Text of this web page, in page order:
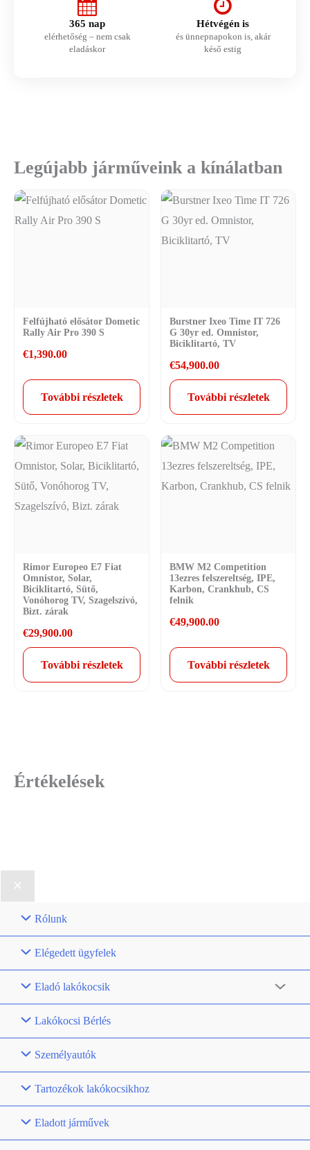
365 nap
elérhetőség – nem csak
eladáskor
Hétvégén is
és ünnepnapokon is, akár
késő estig
Legújabb járműveink a kínálatban
Felfújható elősátor Dometic
Rally Air Pro 390 S
€1,390.00
További részletek
Burstner Ixeo Time IT 726
G 30yr ed. Omnistor,
Biciklitartó, TV
€54,900.00
További részletek
Rimor Europeo E7 Fiat
Omnistor, Solar,
Biciklitartó, Sütő,
Vonóhorog TV, Szagelszívó,
Bizt. zárak
€29,900.00
További részletek
BMW M2 Competition
13ezres felszereltség, IPE,
Karbon, Crankhub, CS
felnik
€49,900.00
További részletek
Értékelések
Rólunk
Elégedett ügyfelek
Eladó lakókocsik
Lakókocsi Bérlés
Személyautók
Tartozékok lakókocsikhoz
Eladott járművek